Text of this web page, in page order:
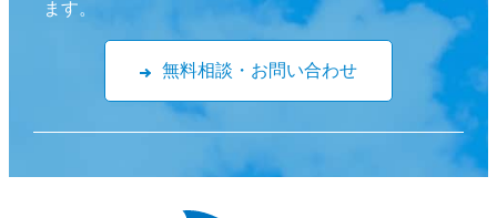
ます。
無料相談・お問い合わせ